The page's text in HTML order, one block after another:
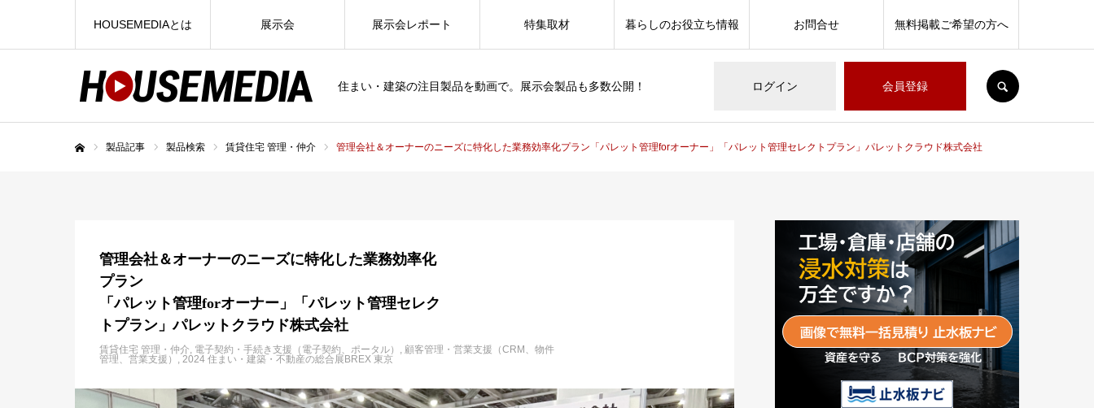
住まい・建築の注目製品を動画で。展示会製品も多数公開！ ログイン 会員登録
HOUSEMEDIAとは 展示会 展示会レポート 特集取材 暮らしのお役立ち情報 お問合せ 無料掲載ご希望の方へ
製品記事 製品検索 賃貸住宅 管理・仲介 管理会社＆オーナーのニーズに特化した業務効率化プラン「パレット管理forオーナー」「パレット管理セレクトプラン」パレットクラウド株式会社
管理会社＆オーナーのニーズに特化した業務効率化
プラン
「パレット管理forオーナー」「パレット管理セレク
トプラン」パレットクラウド株式会社
賃貸住宅 管理・仲介 電子契約・手続き支援（電子契約、ポータル）
顧客管理・営業支援（CRM、物件
管理、営業支援）
2024 住まい・建築・不動産の総合展BREX 東京